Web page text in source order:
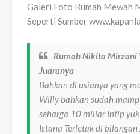
Galeri Foto Rumah Mewah
Seperti Sumber
Rumah Nikita Mirzani
Juaranya
Bahkan di usianya yang
Willy bahkan sudah
seharga 10 miliar Intip
Istana Terletak di